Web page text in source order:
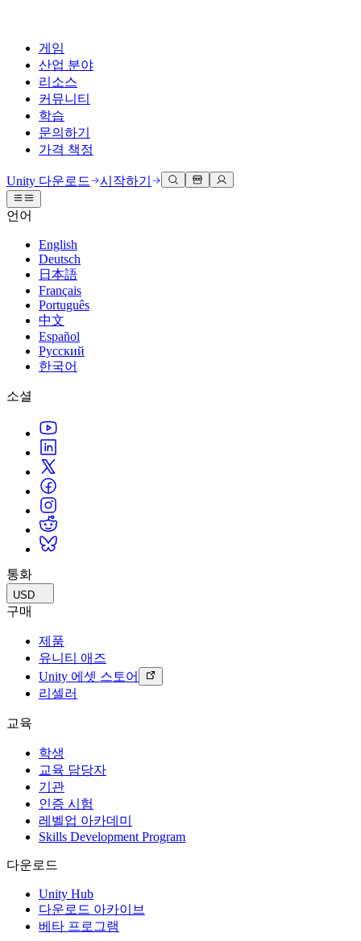
게임
산업 분야
리소스
커뮤니티
학습
문의하기
가격 책정
Unity 엔진
모든 플랫폼 위한 2D 및 3D 게임 제작
협업
팀과 함께 신속한 협업과 반복 작업을 수행하세요.
Unity 다운로드
플랜 및 가격
배포
Unity가 지원하는 25개 이상의 플랫폼을 살펴보세요.
LiveOps
출시 후 인사이트를 확인하고 라이브 게임을 운영하세요.
성장
사용자 확보
모바일 사용자를 검색하고 Acquire
매장 및 D2C 전반에 걸쳐 IAP 관리하세요.
수익화
Unity로 광고하세요
활용 부문
모바일 게임
Unity로 모바일 히트작을 제작하고 성장시키세요.
인디 게임
소규모 팀으로 대작 게임을 출시하세요.
XR 게임
여러 플랫폼에서 XR 게임을 출시하세요.
멀티플레이어 게임
멀티플레이어 게임 개발을 간소화하세요.
3D 협업
실시간 3D 프로젝트 빌드 및 검토
몰입형 교육
몰입도 높은 환경 제작
고객 경험
인터랙티브 3D 경험 제작
산업 분야
운영 우수성 확보
리테일
상점 경험을 온라인 경험으로 전환
자동차
혁신을 가속화하고 차량 내 경험을 향상시키세요.
모든 산업 보기
기술 자료
공식 유저. '광고 지면'의 타겟 고객 매뉴얼 및 API 레퍼런스
개발자 툴
릴리스 버전 및 이슈 트래커
로드맵
예정된 기능 검토
기술 용어 라이브러리
활용 사례
실제 성공 사례
베스트 프랙티스 가이드
전문가 팁
데모
데모, 샘플 및 빌딩 블록
모든 리소스
새로운 기능
블로그
업데이트, 정보, 기술 팁
뉴스
토론
토론, 문제 해결, 소통
이벤트
글로벌 이벤트 및 현지 이벤트
커뮤니티 사례
Made with Unity
Unity 크리에이터 소개
Livestreams
Unity Awards
전 세계 Unity 크리에이터 축하
Unity Learn
무료로 Unity 기술 마스터
전문 교육
Unity 강사와 함께 팀의 역량을 강화하세요
Unity 처음 사용하시나요
시작하기
학습 시작하기
Unity 사용이 처음이신가요? 여정 시작하기
사용법 가이드
실용적인 팁 및 베스트 프랙티스
교육
학생용
커리어 시작하기
교육 효율 극대화
교육 라이선스
자격증
Unity 숙련도를 입증하세요
도움 받기
성공을 위한 Unity
Success 플랜
전문가 지원을 통해 더 빠르게 목표 도달률 달성
일반적인 질문에 대한 답변
문의하기
Unity 다운로드 시작하기
언어
English
Deutsch
日本語
Français
Português
中文
Español
Русский
한국어
소셜
통화
USD
구매
제품
유니티 애즈
Unity 에셋 스토어
리셀러
교육
학생
교육 담당자
기관
인증 시험
레벨업 아카데미
Skills Development Program
다운로드
Unity Hub
다운로드 아카이브
베타 프로그램